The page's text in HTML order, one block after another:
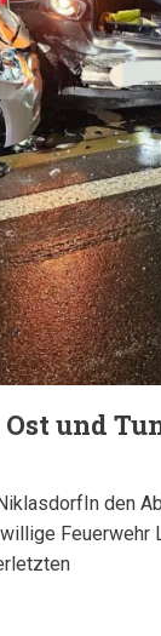
Ost und
den
Feuerwehr